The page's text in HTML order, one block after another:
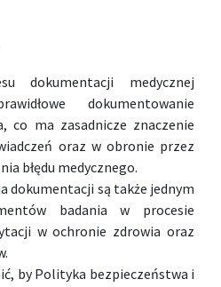
dokumentacji medycznej
dokumentowanie
co ma zasadnicze znaczenie
oraz w obronie przez
błędu medycznego.
dokumentacji są także jednym
badania w procesie
w ochronie zdrowia oraz
by Polityka bezpieczeństwa i